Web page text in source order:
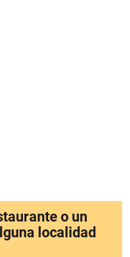
o un
localidad